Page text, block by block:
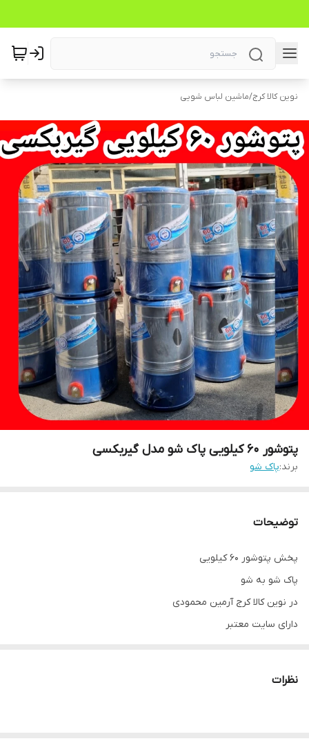
نوین کالا کرج/ماشین لباس شویی
پتوشور ۶۰ کیلویی پاک شو مدل گیربکسی
برند:پاک شو
توضیحات
پخش پتوشور ۶۰ کیلویی
پاک شو به شو
در نوین کالا کرج آرمین محمودی
دارای سایت معتبر
نظرات